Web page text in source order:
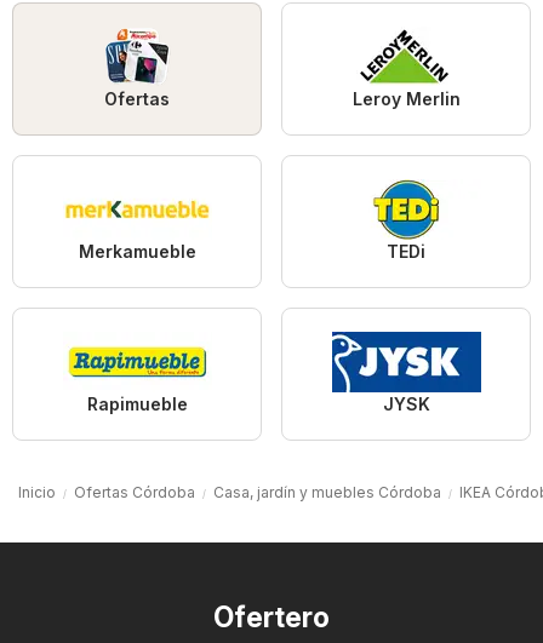
Ofertas Leroy Merlin
Merkamueble TEDi
Rapimueble JYSK
Inicio Ofertas Córdoba Casa, jardín y muebles Córdoba IKEA
Ofertero